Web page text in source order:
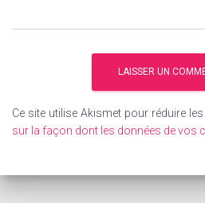
Ce site utilise Akismet pour réduire les
sur la façon dont les données de vos